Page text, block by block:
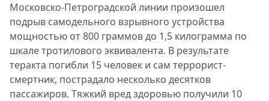
Московско-Петроградской линии произошел
подрыв самодельного взрывного устройства
мощностью от 800 граммов до 1,5 килограмма по
шкале тротилового эквивалента. В результате
теракта погибли 15 человек и сам террорист-
смертник, пострадало несколько десятков
пассажиров. Тяжкий вред здоровью получили 10